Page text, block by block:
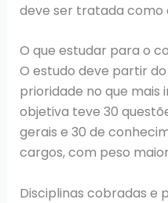
deve ser tratada como
O que estudar para o
O estudo deve partir
prioridade no que
objetiva teve 30
gerais e 30 de
cargos, com peso
Disciplinas cobradas e